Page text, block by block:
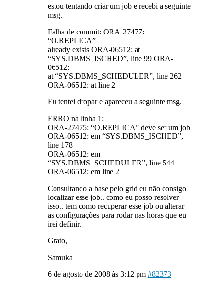
estou tentando criar um job e recebi a seguinte
msg.
Falha de commit: ORA-27477:
“O.REPLICA”
already exists ORA-06512: at
“SYS.DBMS_ISCHED”, line 99 ORA-
06512:
at “SYS.DBMS_SCHEDULER”, line 262
ORA-06512: at line 2
Eu tentei dropar e apareceu a seguinte msg.
ERRO na linha 1:
ORA-27475: “O.REPLICA” deve ser um job
ORA-06512: em “SYS.DBMS_ISCHED”,
line 178
ORA-06512: em
“SYS.DBMS_SCHEDULER”, line 544
ORA-06512: em line 2
Consultando a base pelo grid eu não consigo
localizar esse job.. como eu posso resolver
isso.. tem como recuperar esse job ou alterar
as configurações para rodar nas horas que eu
irei definir.
Grato,
Samuka
6 de agosto de 2008 às 3:12 pm #82373